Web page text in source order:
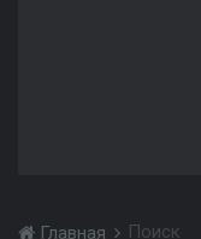
Главная Поиск